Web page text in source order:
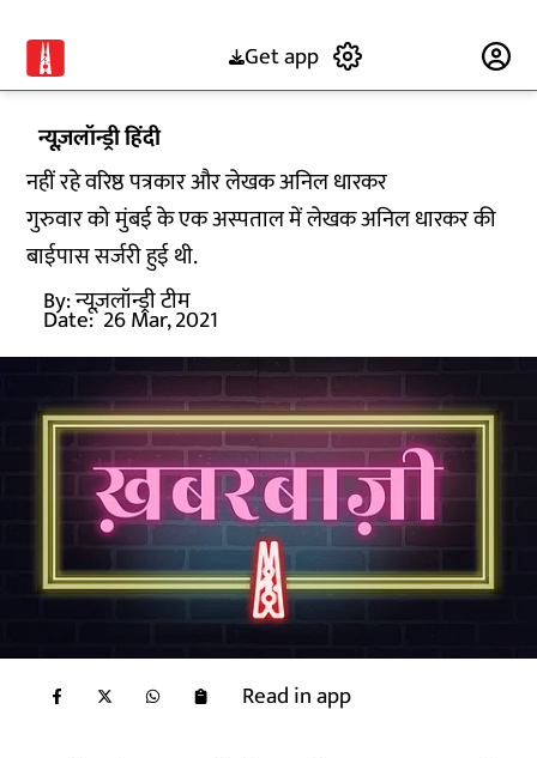
Get app
न्यूज़लॉन्ड्री हिंदी
नहीं रहे वरिष्ठ पत्रकार और लेखक अनिल धारकर
गुरुवार को मुंबई के एक अस्पताल में लेखक अनिल धारकर की
बाईपास सर्जरी हुई थी.
By:न्यूज़लॉन्ड्री टीम
Date: 26 Mar, 2021
Read in app